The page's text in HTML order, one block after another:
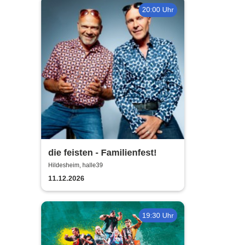
20:00 Uhr
die feisten - Familienfest!
Hildesheim, halle39
11.12.2026
19:30 Uhr